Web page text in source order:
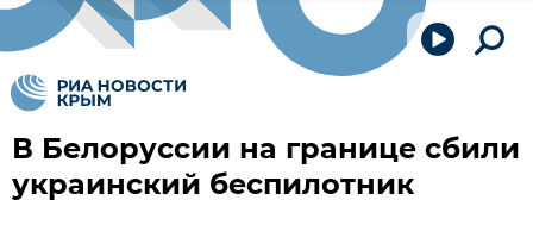
В Белоруссии на границе сбили
украинский беспилотник